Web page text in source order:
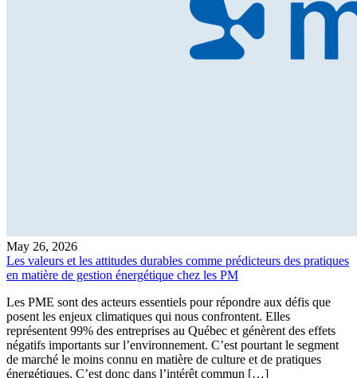
May 26, 2026
Les valeurs et les attitudes durables comme prédicteurs des pratiques
en matière de gestion énergétique chez les PM
Les PME sont des acteurs essentiels pour répondre aux défis que
posent les enjeux climatiques qui nous confrontent. Elles
représentent 99% des entreprises au Québec et génèrent des effets
négatifs importants sur l’environnement. C’est pourtant le segment
de marché le moins connu en matière de culture et de pratiques
énergétiques. C’est donc dans l’intérêt commun […]